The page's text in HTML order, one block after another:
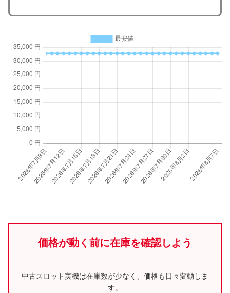
価格が動く前に在庫を確認しよう
中古スロット実機は在庫数が少なく、価格も日々変動しま
す。